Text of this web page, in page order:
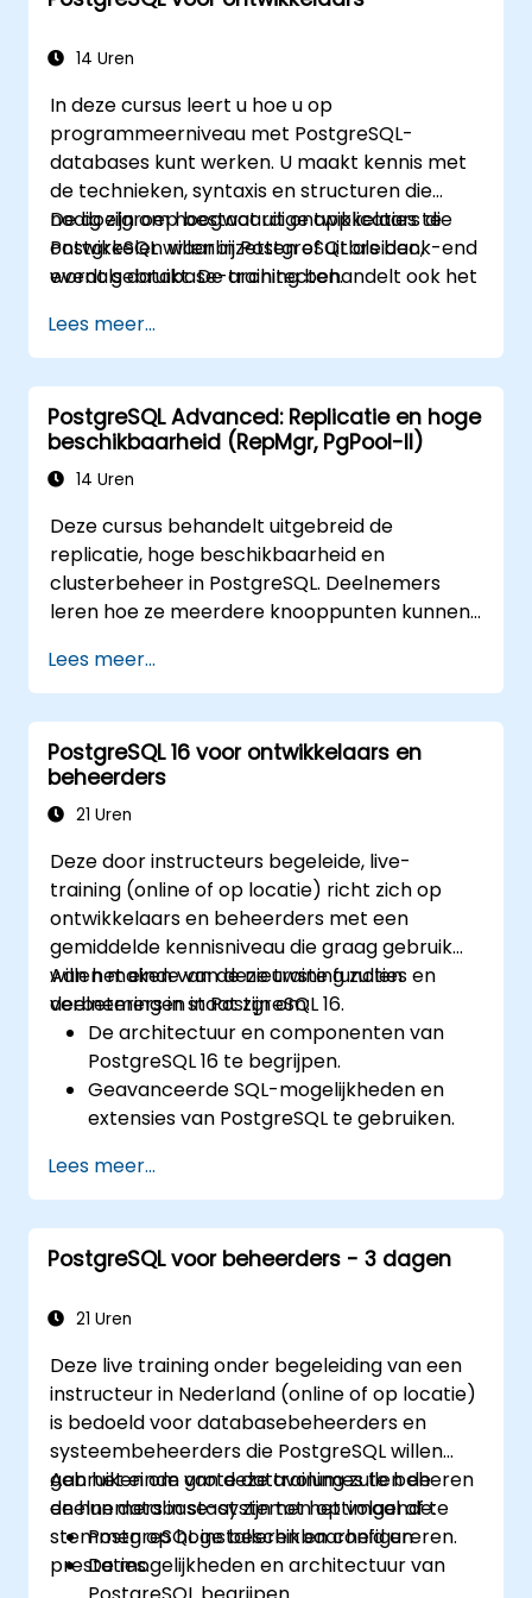
14 Uren
In deze cursus leert u hoe u op
programmeerniveau met PostgreSQL-
databases kunt werken. U maakt kennis met
de technieken, syntaxis en structuren die
nodig zijn om hoogwaardige applicaties te
ontwikkelen waarbij PostgreSQL als back-end
wordt gebruikt. De training behandelt ook het
praktijken voor het schrijven van efficiënte
query’s.
De doelgroep bestaat uit ontwikkelaars die
PostgreSQL willen inzetten of uitbreiden,
evenals database-architecten.
Lees meer...
PostgreSQL Advanced: Replicatie en hoge
beschikbaarheid (RepMgr, PgPool-II)
14 Uren
Deze cursus behandelt uitgebreid de
replicatie, hoge beschikbaarheid en
clusterbeheer in PostgreSQL. Deelnemers
leren hoe ze meerdere knooppunten kunnen
configureren, evenals oplossingen voor load
balancing en verbindingenpooling
implementeren. De cursus omvat
praktijklaboratoria over replicatie en
simulaties van herstelprocessen.
Lees meer...
PostgreSQL 16 voor ontwikkelaars en
beheerders
21 Uren
Deze door instructeurs begeleide, live-
training (online of op locatie) richt zich op
ontwikkelaars en beheerders met een
gemiddelde kennisniveau die graag gebruik
willen maken van de nieuwste functies en
verbeteringen in PostgreSQL 16.
Aan het einde van deze training zullen
deelnemers in staat zijn om:
De architectuur en componenten van
PostgreSQL 16 te begrijpen.
Geavanceerde SQL-mogelijkheden en
extensies van PostgreSQL te gebruiken.
toegangscontroles toe te passen.
Databasebeheertaken uit te voeren,
waaronder back-ups maken, herstellen
en bewaking.
door afstemming en
Gebruik te maken van ingebouwde
hulpmiddelen van PostgreSQL voor hoge
beschikbaarheid en replicatie.
PostgreSQL te integreren met moderne
applicatieontwikkelingsframeworks.
Lees meer...
PostgreSQL voor beheerders - 3 dagen
21 Uren
Deze live training onder begeleiding van een
instructeur in Nederland (online of op locatie)
is bedoeld voor databasebeheerders en
systeembeheerders die PostgreSQL willen
gebruiken om grote datavolumes te beheren
en hun database-systemen optimaal af te
stemmen op hoge beschikbaarheid en
prestaties.
Aan het einde van deze training zullen de
deelnemers in staat zijn tot het volgende:
PostgreSQL installeren en configureren.
De mogelijkheden en architectuur van